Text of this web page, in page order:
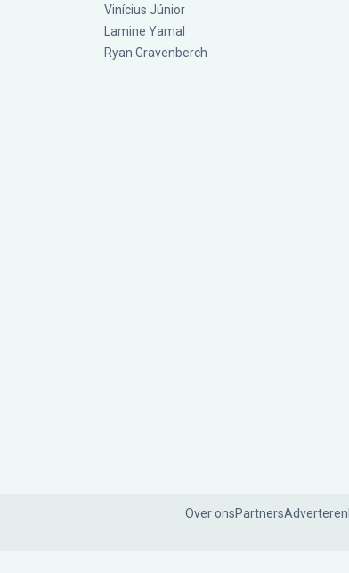
Vinícius Júnior
Lamine Yamal
Ryan Gravenberch
Over onsPartnersAdverteren